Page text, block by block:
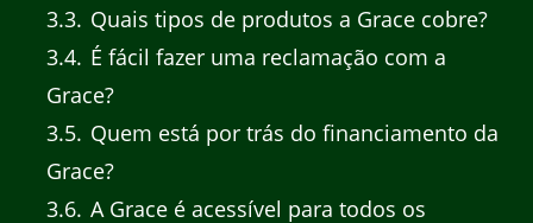
3.3 Quais tipos de produtos a Grace cobre?
3.4 É fácil fazer uma reclamação com a
Grace?
3.5 Quem está por trás do financiamento da
Grace?
3.6 A Grace é acessível para todos os